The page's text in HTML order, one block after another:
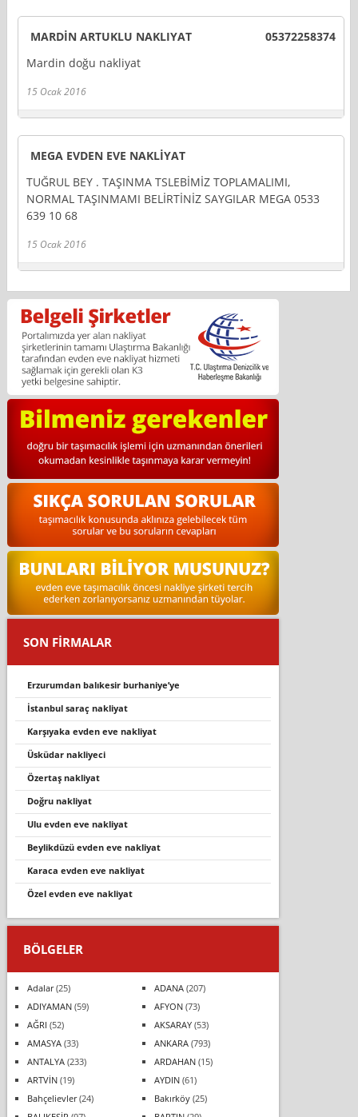
MARDİN ARTUKLU NAKLIYAT
05372258374
Mardin doğu nakliyat
15 Ocak 2016
MEGA EVDEN EVE NAKLİYAT
TUĞRUL BEY . TAŞINMA TSLEBİMİZ TOPLAMALIMI,
NORMAL TAŞINMAMI BELİRTİNİZ SAYGILAR MEGA 0533
639 10 68
15 Ocak 2016
SON FİRMALAR
erzurumdan balıkesir burhaniye’ye
i̇stanbul saraç nakliyat
karşıyaka evden eve nakliyat
üsküdar nakliyeci
özertaş nakliyat
doğru nakliyat
ulu evden eve nakliyat
beylikdüzü evden eve nakliyat
karaca evden eve nakli̇yat
özel evden eve nakliyat
BÖLGELER
Adalar(25) ADANA(207)
ADIYAMAN(59) AFYON(73)
AĞRI (52) AKSARAY(53)
AMASYA(33) ANKARA(793)
ANTALYA(233) ARDAHAN(15)
ARTVİN(19) AYDIN(61)
Bahçelievler(24) Bakırköy(25)